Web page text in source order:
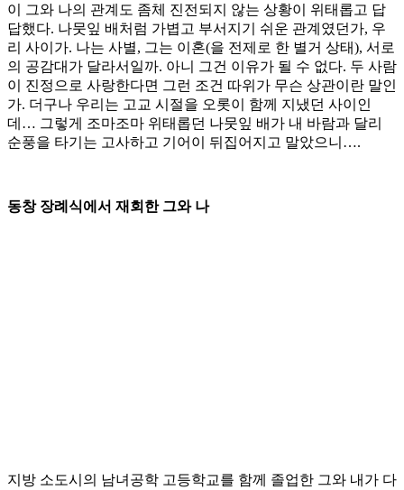
이 그와 나의 관계도 좀체 진전되지 않는 상황이 위태롭고 답
답했다. 나뭇잎 배처럼 가볍고 부서지기 쉬운 관계였던가, 우
리 사이가. 나는 사별, 그는 이혼(을 전제로 한 별거 상태), 서로
의 공감대가 달라서일까. 아니 그건 이유가 될 수 없다. 두 사람
이 진정으로 사랑한다면 그런 조건 따위가 무슨 상관이란 말인
가. 더구나 우리는 고교 시절을 오롯이 함께 지냈던 사이인
데… 그렇게 조마조마 위태롭던 나뭇잎 배가 내 바람과 달리
순풍을 타기는 고사하고 기어이 뒤집어지고 말았으니….
동창 장례식에서 재회한 그와 나
지방 소도시의 남녀공학 고등학교를 함께 졸업한 그와 내가 다